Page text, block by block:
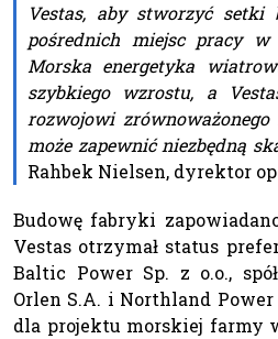
Vestas, aby stworzyć setki
pośrednich miejsc pracy w
Morska energetyka
szybkiego wzrostu, a
rozwojowi
może zapewnić niezbędną
Rahbek Nielsen, dyrektor
Budowę fabryki
Vestas otrzymał status
Baltic Power Sp. z o.o.,
Orlen S.A. i Northland
dla projektu morskiej farmy